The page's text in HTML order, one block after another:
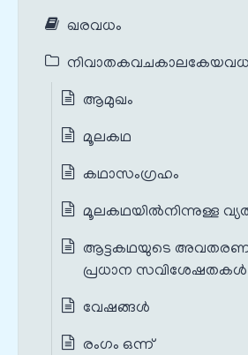
ഖരവധം
ആമുഖം
മൂലകഥ
കഥാസംഗ്രഹം
മൂലകഥയില്‍നിന്നുള്ള
ആട്ടകഥയുടെ
പ്രധാന സവിശേഷതകൾ‍
വേഷങ്ങൾ
രംഗം ഒന്ന്